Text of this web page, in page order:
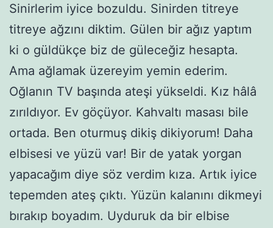
Sinirlerim iyice bozuldu. Sinirden titreye
titreye ağzını diktim. Gülen bir ağız yaptım
ki o güldükçe biz de güleceğiz hesapta.
Ama ağlamak üzereyim yemin ederim.
Oğlanın TV başında ateşi yükseldi. Kız hâlâ
zırıldıyor. Ev göçüyor. Kahvaltı masası bile
ortada. Ben oturmuş dikiş dikiyorum! Daha
elbisesi ve yüzü var! Bir de yatak yorgan
yapacağım diye söz verdim kıza. Artık iyice
tepemden ateş çıktı. Yüzün kalanını dikmeyi
bırakıp boyadım. Uyduruk da bir elbise